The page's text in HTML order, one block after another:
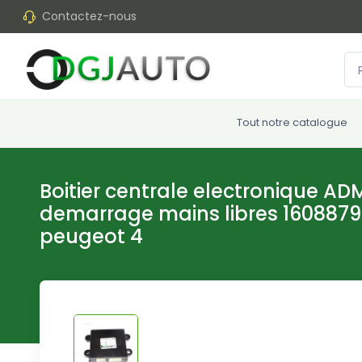
Contactez-nous
Tout notre catalogue
Boitier centrale electronique
demarrage mains libres
peugeot 4